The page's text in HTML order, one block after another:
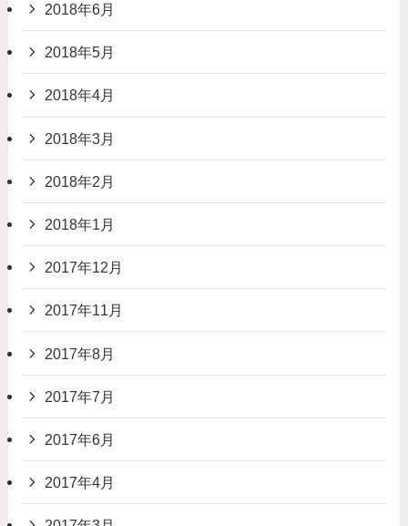
2018年6月
2018年5月
2018年4月
2018年3月
2018年2月
2018年1月
2017年12月
2017年11月
2017年8月
2017年7月
2017年6月
2017年4月